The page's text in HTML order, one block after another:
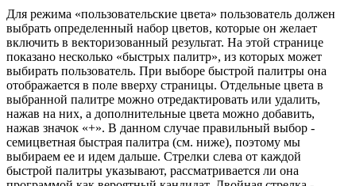
Для режима «пользовательские цвета» пользователь должен
выбрать определенный набор цветов, которые он желает
включить в векторизованный результат. На этой странице
показано несколько «быстрых палитр», из которых может
выбирать пользователь. При выборе быстрой палитры она
отображается в поле вверху страницы. Отдельные цвета в
выбранной палитре можно отредактировать или удалить,
нажав на них, а дополнительные цвета можно добавить,
нажав значок «+». В данном случае правильный выбор -
семицветная быстрая палитра (см. ниже), поэтому мы
выбираем ее и идем дальше. Стрелки слева от каждой
быстрой палитры указывают, рассматривается ли она